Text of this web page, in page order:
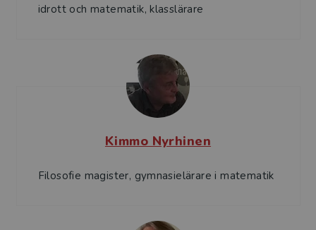
idrott och matematik, klasslärare
Kimmo Nyrhinen
Filosofie magister, gymnasielärare i matematik